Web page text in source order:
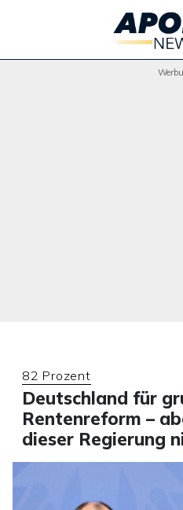
82 Prozent
Deutschland für
Rentenreform –
dieser Regierung